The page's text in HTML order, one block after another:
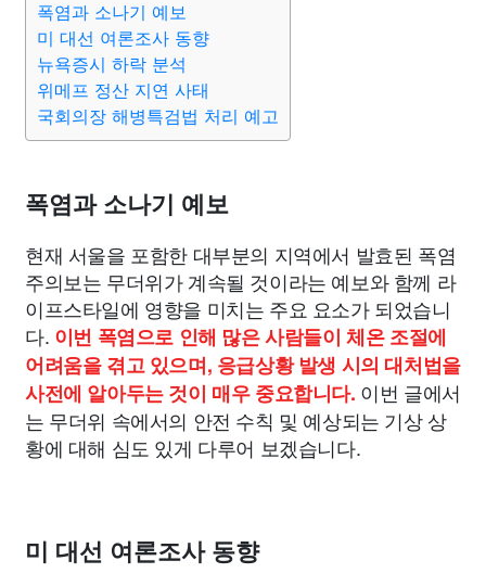
폭염과 소나기 예보
미 대선 여론조사 동향
뉴욕증시 하락 분석
위메프 정산 지연 사태
국회의장 해병특검법 처리 예고
폭염과 소나기 예보
현재 서울을 포함한 대부분의 지역에서 발효된 폭염
주의보는 무더위가 계속될 것이라는 예보와 함께 라
이프스타일에 영향을 미치는 주요 요소가 되었습니
다. 이번 폭염으로 인해 많은 사람들이 체온 조절에
어려움을 겪고 있으며, 응급상황 발생 시의 대처법을
사전에 알아두는 것이 매우 중요합니다. 이번 글에서
는 무더위 속에서의 안전 수칙 및 예상되는 기상 상
황에 대해 심도 있게 다루어 보겠습니다.
미 대선 여론조사 동향